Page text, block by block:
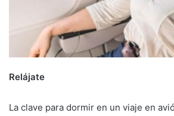
Relájate
La clave para dormir en un viaje en